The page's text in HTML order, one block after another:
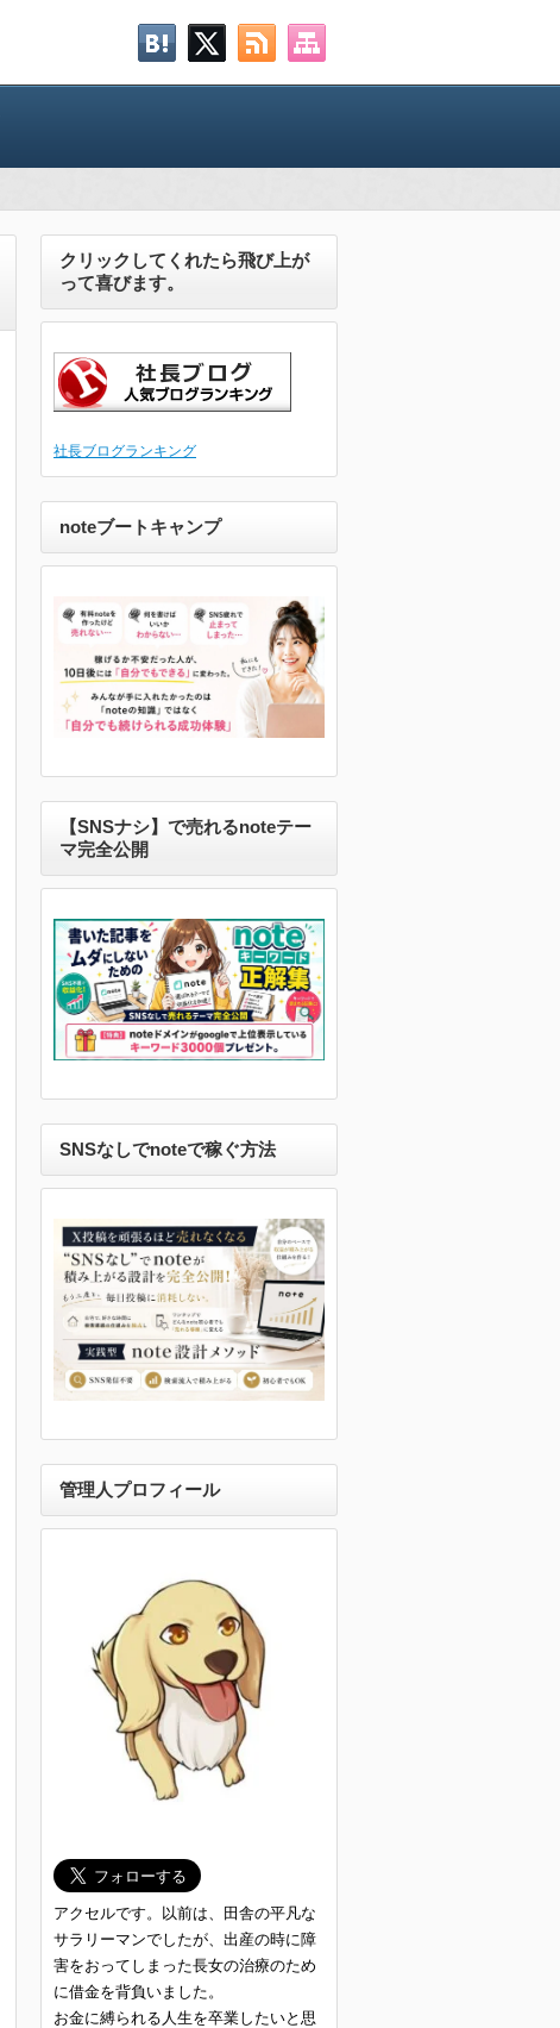
クリックしてくれたら飛び上が
って喜びます。
社長ブログランキング
noteブートキャンプ
【SNSナシ】で売れるnoteテー
マ完全公開
SNSなしでnoteで稼ぐ方法
管理人プロフィール
アクセルです。以前は、田舎の平凡な
サラリーマンでしたが、出産の時に障
害をおってしまった長女の治療のため
に借金を背負いました。
お金に縛られる人生を卒業したいと思